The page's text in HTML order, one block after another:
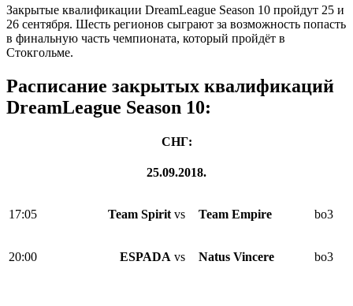
Закрытые квалификации DreamLeague Season 10 пройдут 25 и
26 сентября. Шесть регионов сыграют за возможность попасть
в финальную часть чемпионата, который пройдёт в
Стокгольме.
Расписание закрытых квалификаций
DreamLeague Season 10:
СНГ:
25.09.2018.
17:05 Team Spirit vs Team Empire bo3
20:00 ESPADA vs Natus Vincere bo3